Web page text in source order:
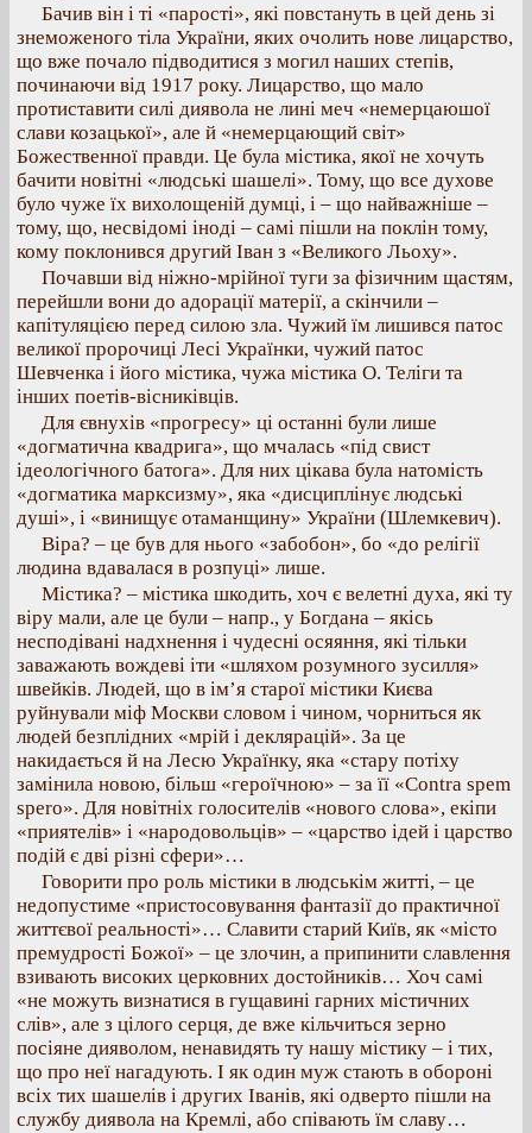
Бачив він і ті «парості», які повстануть в цей день зі
знеможеного тіла України, яких очолить нове лицарство,
що вже почало підводитися з могил наших степів,
починаючи від 1917 року. Лицарство, що мало
протиставити силі диявола не лині меч «немерцаюшої
слави козацької», але й «немерцающий світ»
Божественної правди. Це була містика, якої не хочуть
бачити новітні «людські шашелі». Тому, що все духове
було чуже їх вихолощеній думці, і – що найважніше –
тому, що, несвідомі іноді – самі пішли на поклін тому,
кому поклонився другий Іван з «Великого Льоху».
Почавши від ніжно-мрійної туги за фізичним щастям,
перейшли вони до адорації матерії, а скінчили –
капітуляцією перед силою зла. Чужий їм лишився патос
великої пророчиці Лесі Українки, чужий патос
Шевченка і його містика, чужа містика О. Теліги та
інших поетів-вісниківців.
Для євнухів «прогресу» ці останні були лише
«догматична квадрига», що мчалась «під свист
ідеологічного батога». Для них цікава була натомість
«догматика марксизму», яка «дисциплінує людські
душі», і «винищує отаманщину» України (Шлемкевич).
Віра? – це був для нього «забобон», бо «до релігії
людина вдавалася в розпуці» лише.
Містика? – містика шкодить, хоч є велетні духа, які ту
віру мали, але це були – напр., у Богдана – якісь
несподівані надхнення і чудесні осяяння, які тільки
заважають вождеві іти «шляхом розумного зусилля»
швейків. Людей, що в ім’я старої містики Києва
руйнували міф Москви словом і чином, чорниться як
людей безплідних «мрій і деклярацій». За це
накидається й на Лесю Українку, яка «стару потіху
замінила новою, більш «героїчною» – за її «Contra spem
spero». Для новітніх голосителів «нового слова», екіпи
«приятелів» і «народовольців» – «царство ідей і царство
подій є дві різні сфери»…
Говорити про роль містики в людськім житті, – це
недопустиме «пристосовування фантазії до практичної
життєвої реальності»… Славити старий Київ, як «місто
премудрості Божої» – це злочин, а припинити славлення
взивають високих церковних достойників… Хоч самі
«не можуть визнатися в гущавині гарних містичних
слів», але з цілого серця, де вже кільчиться зерно
посіяне дияволом, ненавидять ту нашу містику – і тих,
що про неї нагадують. І як один муж стають в обороні
всіх тих шашелів і других Іванів, які одверто пішли на
службу диявола на Кремлі, або співають їм славу…